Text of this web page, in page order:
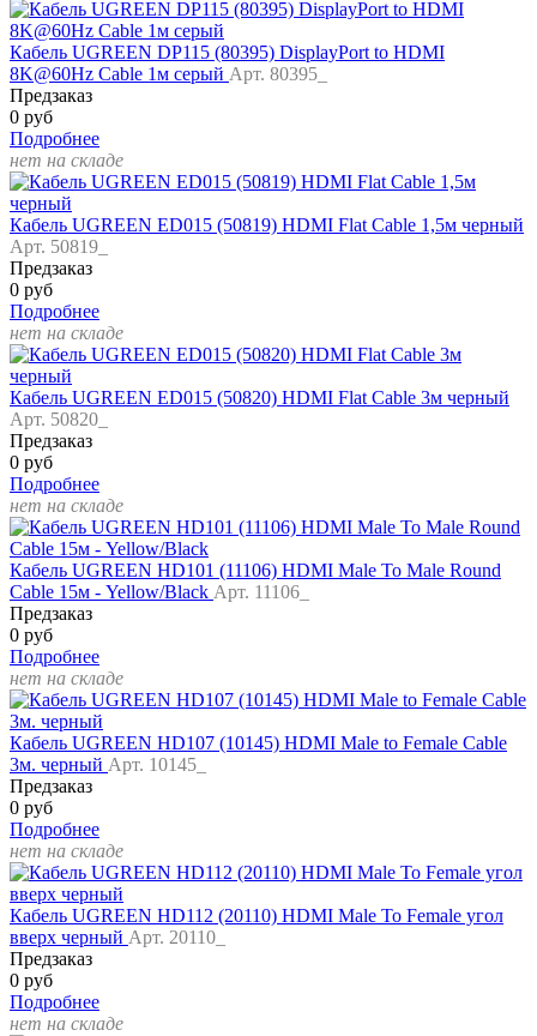
Кабель UGREEN DP115 (80395) DisplayPort to HDMI
8K@60Hz Cable 1м серый Арт. 80395_
Предзаказ
0 руб
Подробнее
нет на складе
Кабель UGREEN ED015 (50819) HDMI Flat Cable 1,5м черный
Арт. 50819_
Предзаказ
0 руб
Подробнее
нет на складе
Кабель UGREEN ED015 (50820) HDMI Flat Cable 3м черный
Арт. 50820_
Предзаказ
0 руб
Подробнее
нет на складе
Кабель UGREEN HD101 (11106) HDMI Male To Male Round
Cable 15м - Yellow/Black Арт. 11106_
Предзаказ
0 руб
Подробнее
нет на складе
Кабель UGREEN HD107 (10145) HDMI Male to Female Cable
3м. черный Арт. 10145_
Предзаказ
0 руб
Подробнее
нет на складе
Кабель UGREEN HD112 (20110) HDMI Male To Female угол
вверх черный Арт. 20110_
Предзаказ
0 руб
Подробнее
нет на складе